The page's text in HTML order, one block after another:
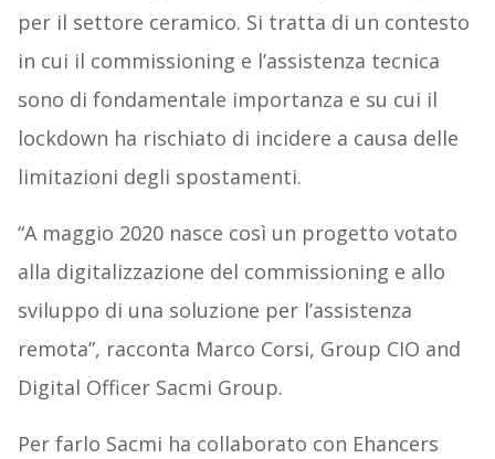
per il settore ceramico. Si tratta di un contesto
in cui il commissioning e l’assistenza tecnica
sono di fondamentale importanza e su cui il
lockdown ha rischiato di incidere a causa delle
limitazioni degli spostamenti.
“A maggio 2020 nasce così un progetto votato
alla digitalizzazione del commissioning e allo
sviluppo di una soluzione per l’assistenza
remota”, racconta Marco Corsi, Group CIO and
Digital Officer Sacmi Group.
Per farlo Sacmi ha collaborato con Ehancers